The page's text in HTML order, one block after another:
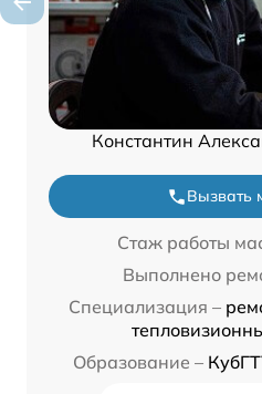
Константин
Вызвать
Стаж работы
Выполнено
Специализация –
Образование –